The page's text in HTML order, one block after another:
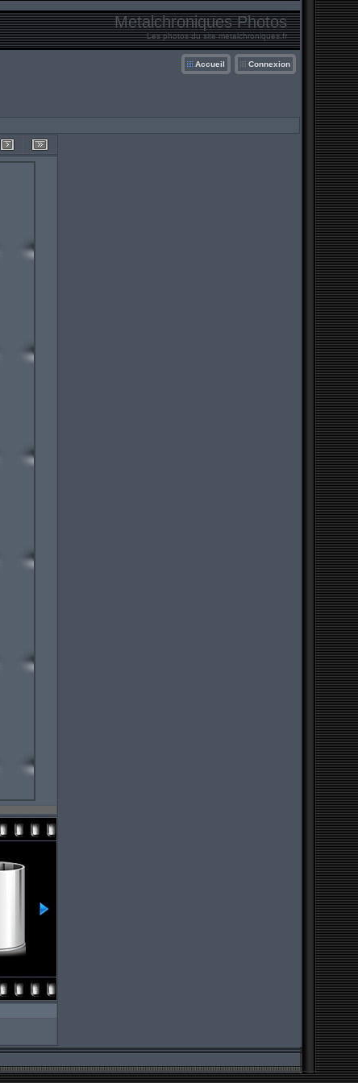
Metalchroniques Photos
Les photos du site metalchroniques.fr
Accueil Connexion